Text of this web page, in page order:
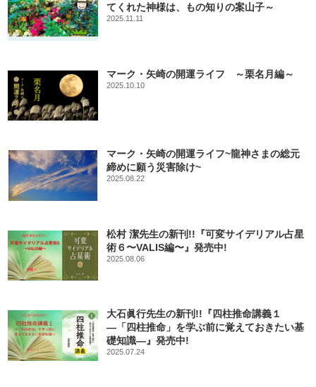
てくれた神様は、もの知りの案山子～
2025.11.11
マーク・矢崎の開運ライフ ～栗名月編～
2025.10.10
マーク・矢崎の開運ライフ~龍神さまの総元
締めに願う災害除け~
2025.08.22
松村 潔先生の新刊!!『可変サイデリアル占星
術６〜VALIS編〜』発売中!
2025.08.06
大石眞行先生の新刊!!『四柱推命講義１
―「四柱推命」を学ぶ前に覚えておきたい基
礎知識―』発売中!
2025.07.24